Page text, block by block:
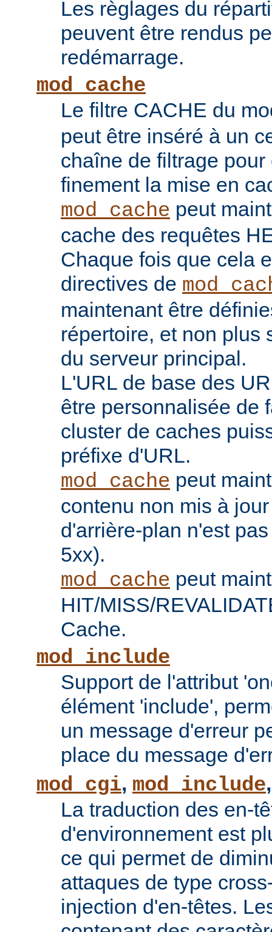
Les règlages du
peuvent être rendus
redémarrage.
mod_cache
Le filtre CACHE du
peut être inséré à un
chaîne de filtrage
finement la mise en
mod_cache peut
cache des requêtes
Chaque fois que cela
directives de
maintenant être
répertoire, et non plus
du serveur principal.
L'URL de base des
être personnalisée de
cluster de caches
préfixe d'URL.
mod_cache peut
contenu non mis à
d'arrière-plan n'est
5xx).
mod_cache peut
HIT/MISS/
Cache.
mod_include
Support de l'attribut
élément 'include',
un message d'erreur
place du message
mod_cgi, mod_include
La traduction des en-
d'environnement est
ce qui permet de
attaques de type
injection d'en-têtes.